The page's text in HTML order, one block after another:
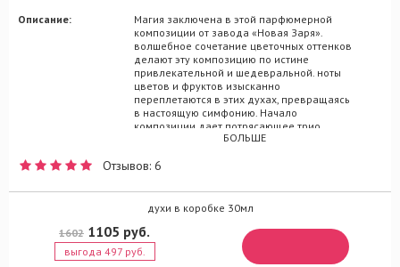
Описание:
Магия заключена в этой парфюмерной
композиции от завода «Новая Заря».
волшебное сочетание цветочных оттенков
делают эту композицию по истине
привлекательной и шедевральной. ноты
цветов и фруктов изысканно
переплетаются в этих духах, превращаясь
в настоящую симфонию. Начало
композиции дает потрясающее трио
свежей груди, кислинки красной
Розовый перец прибавляет композиции
сплетаются ноты пиона, шикарной дамской
розы, яркого жасмина и нежной фиалки. В
основательные древесные аккорды,
которые отлично сочетаются с мускатным
орехом, нежной бурбоновой ванилью и
БОЛЬШЕ
Отзывов: 6
духи в коробке 30мл
1602 1105 руб.
выгода 497 руб.